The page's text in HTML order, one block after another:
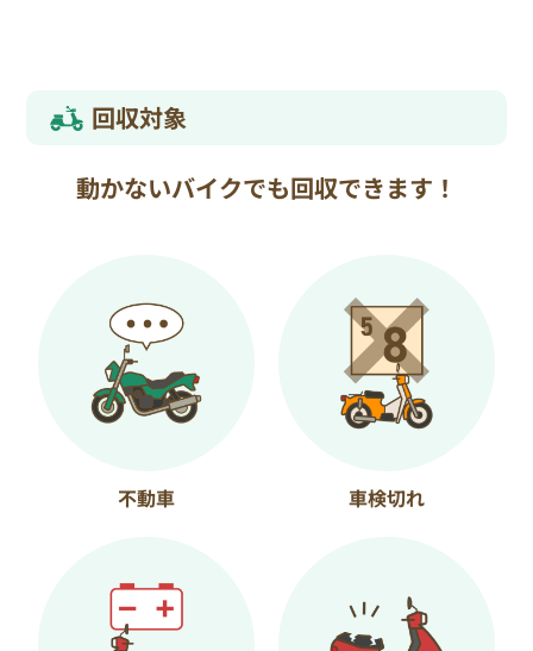
回収対象
動かないバイクでも回収できます！
不動車 車検切れ